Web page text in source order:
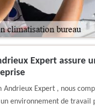
Expert assure
Andrieux Expert , nous
environnement de travail